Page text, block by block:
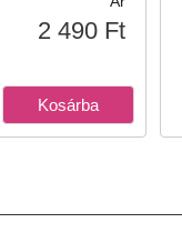
2 490 Ft